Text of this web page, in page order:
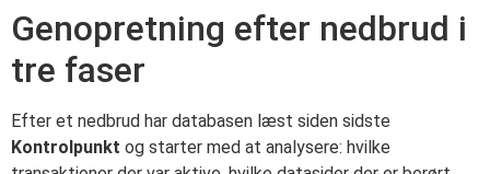
Genopretning efter nedbrud i
tre faser
Efter et nedbrud har databasen læst siden sidste
Kontrolpunkt og starter med at analysere: hvilke